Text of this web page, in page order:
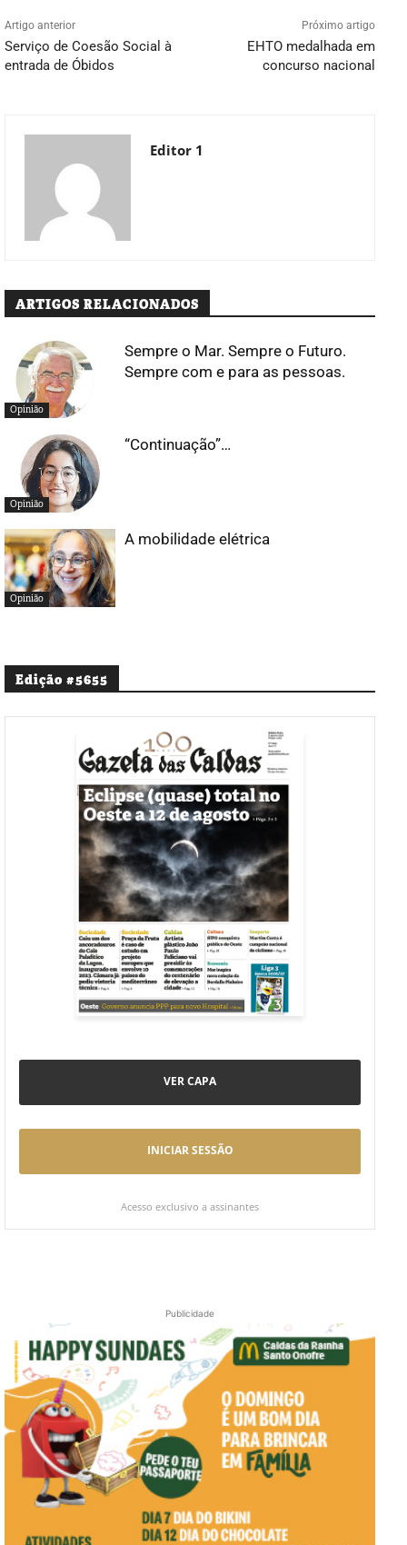
Artigo anterior
Serviço de Coesão Social à
entrada de Óbidos
Próximo artigo
EHTO medalhada em
concurso nacional
Editor 1
ARTIGOS RELACIONADOS
Opinião
Sempre o Mar. Sempre o Futuro.
Sempre com e para as pessoas.
Opinião
“Continuação”…
Opinião
A mobilidade elétrica
Edição #5655
VER CAPA
INICIAR SESSÃO
Acesso exclusivo a assinantes
Publicidade